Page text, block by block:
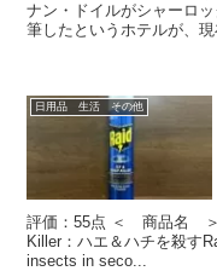
ナン・ドイルがシャーロ
筆したというホテルが、
日用品 生活 その他
評価：55点 ＜ 商品名 ＞
Killer：ハエ＆ハチを殺す
insects in seco...